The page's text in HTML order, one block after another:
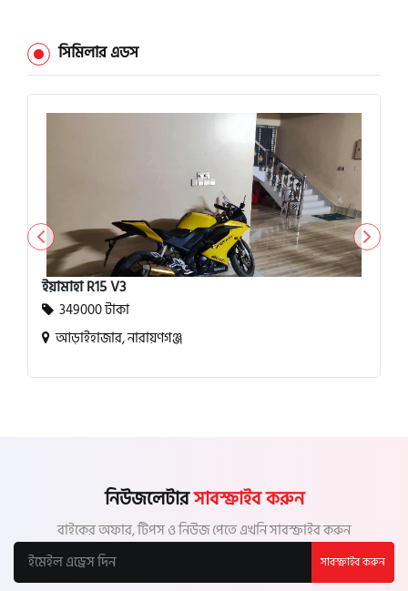
সিমিলার এডস
ইয়ামাহা R15 V3
349000 টাকা
আড়াইহাজার, নারায়ণগঞ্জ
নিউজলেটারসাবস্ক্রাইব করুন
বাইকের অফার, টিপস ও নিউজ পেতে এখনি সাবস্ক্রাইব করুন
সাবস্ক্রাইব করুন